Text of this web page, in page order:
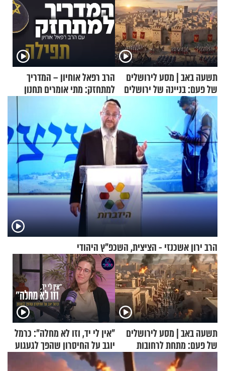
תשעה באב | מסע לירושלים
של פעם: בניינה של ירושלים
הרב רפאל אוחיון – המדריך
למתחזק: מתי אומרים תחנון
ואיך עולים לתורה?
הרב ירון אשכנזי - הציצית, השכפ"ץ היהודי
תשעה באב | מסע לירושלים
של פעם: מתחת לרחובות
ירושלים
"אין לי יד, וזו לא מחלה": כרמל
יוגב על החיסרון שהפך לגעגוע